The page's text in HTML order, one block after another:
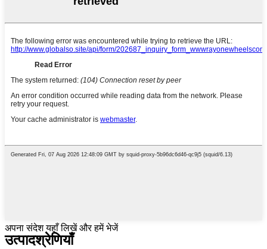
अपना संदेश यहाँ लिखें और हमें भेजें
उत्पादश्रेणियाँ